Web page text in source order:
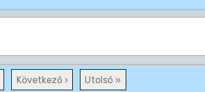
Következő › Utolsó »